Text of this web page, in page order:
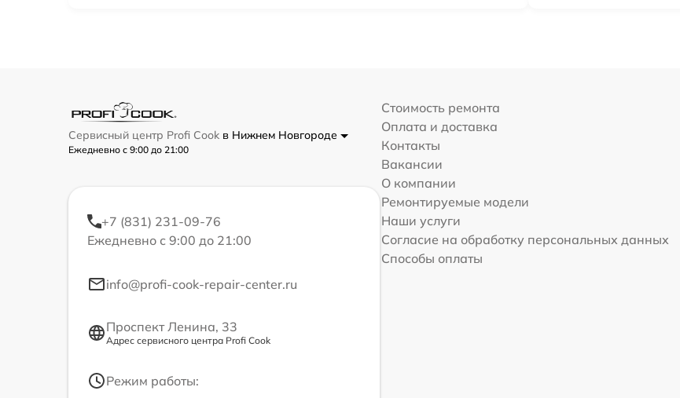
Сервисный центр Profi Cook в Нижнем Новгороде
Ежедневно с 9:00 до 21:00
+7 (831) 231-09-76
Ежедневно с 9:00 до 21:00
info@profi-cook-repair-center.ru
Проспект Ленина, 33
Адрес сервисного центра Profi Cook
Режим работы:
Стоимость ремонта
Оплата и доставка
Контакты
Вакансии
О компании
Ремонтируемые модели
Наши услуги
Согласие на обработку персональных данных
Способы оплаты